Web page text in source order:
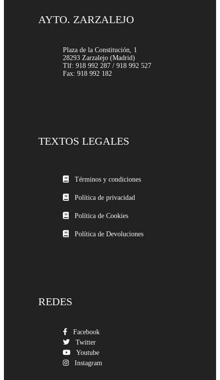
AYTO. ZARZALEJO
Plaza de la Constitución, 1
28293 Zarzalejo (Madrid)
Tlf: 918 992 287 / 918 992 527
Fax: 918 992 182
TEXTOS LEGALES
Términos y condiciones
Política de privacidad
Política de Cookies
Política de Devoluciones
REDES
Facebook
Twitter
Youtube
Instagram